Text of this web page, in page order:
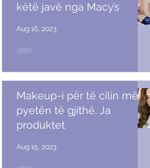
këtë javë nga Macy’s
Aug 16, 2023
Makeup-i për të cilin më
pyetën të gjithë. Ja
produktet
Aug 15, 2023